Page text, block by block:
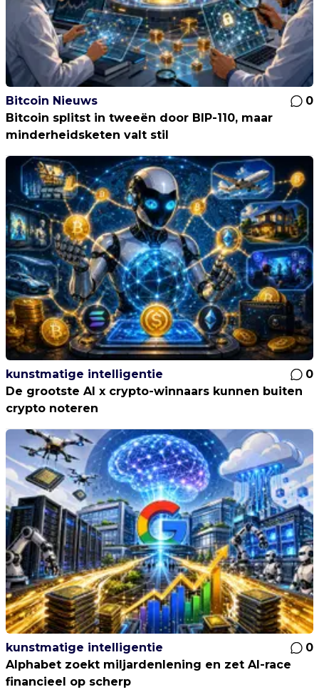
Bitcoin Nieuws
0
Bitcoin splitst in tweeën door BIP-110, maar
minderheidsketen valt stil
kunstmatige intelligentie
0
De grootste AI x crypto-winnaars kunnen buiten
crypto noteren
kunstmatige intelligentie
0
Alphabet zoekt miljardenlening en zet AI-race
financieel op scherp